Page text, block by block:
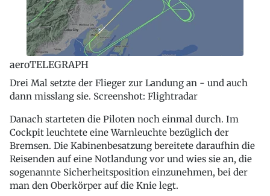
aeroTELEGRAPH
Drei Mal setzte der Flieger zur Landung an - und auch
dann misslang sie. Screenshot: Flightradar
Danach starteten die Piloten noch einmal durch. Im
Cockpit leuchtete eine Warnleuchte bezüglich der
Bremsen. Die Kabinenbesatzung bereitete daraufhin die
Reisenden auf eine Notlandung vor und wies sie an, die
sogenannte Sicherheitsposition einzunehmen, bei der
man den Oberkörper auf die Knie legt.